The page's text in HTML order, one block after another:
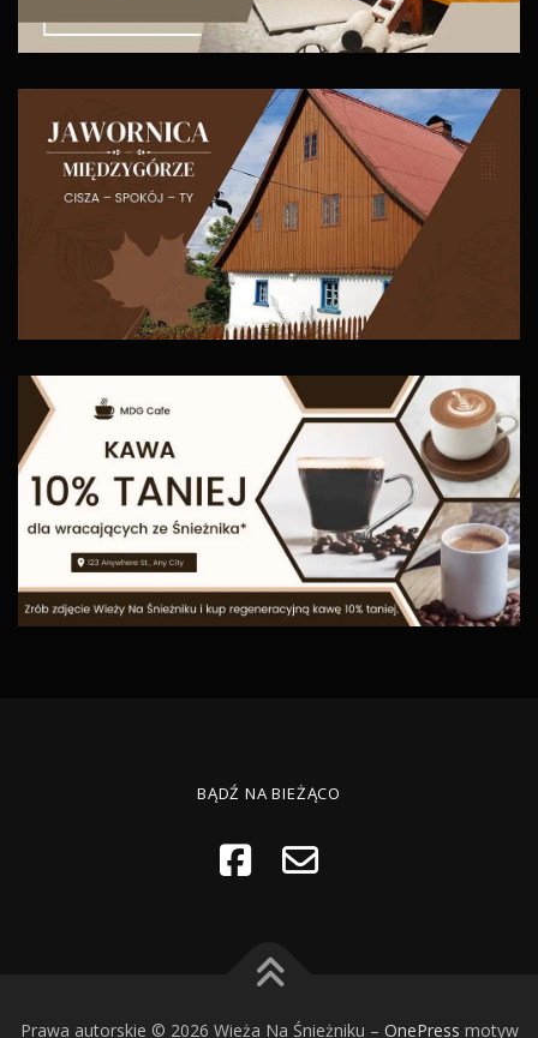
BĄDŹ NA BIEŻĄCO
Prawa autorskie © 2026 Wieża Na Śnieżniku – OnePress motyw